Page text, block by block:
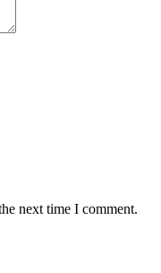
next time I comment.